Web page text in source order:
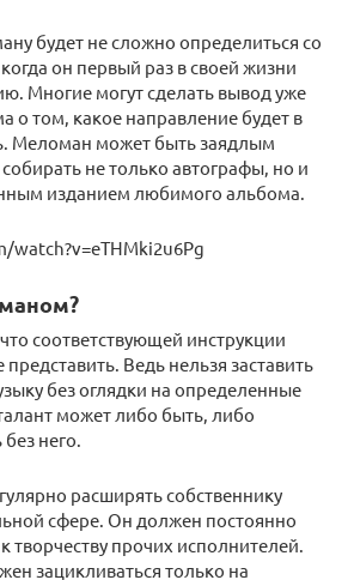
будет не сложно определиться со
он первый раз в своей жизни
Многие могут сделать вывод уже
о том, какое направление будет в
Меломан может быть заядлым
не только автографы, но и
изданием любимого альбома.
соответствующей инструкции
Ведь нельзя заставить
без оглядки на определенные
может либо быть, либо
него.
расширять собственнику
сфере. Он должен постоянно
творчеству прочих исполнителей.
зацикливаться только на